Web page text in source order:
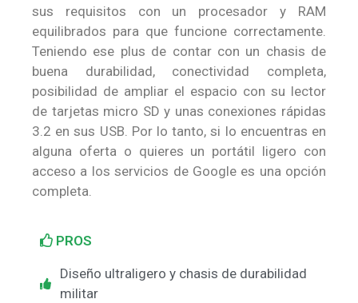
sus requisitos con un procesador y RAM
equilibrados para que funcione correctamente.
Teniendo ese plus de contar con un chasis de
buena durabilidad, conectividad completa,
posibilidad de ampliar el espacio con su lector
de tarjetas micro SD y unas conexiones rápidas
3.2 en sus USB. Por lo tanto, si lo encuentras en
alguna oferta o quieres un portátil ligero con
acceso a los servicios de Google es una opción
completa.
PROS
Diseño ultraligero y chasis de durabilidad
militar